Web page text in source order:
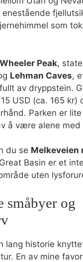
som
Wheeler Peak,
Lehman Caves,
av dryppstein.
USD (ca. 165 kr)
Parken er
å være alene med
du se Melkeveien
Basin er et
uten
småbyer og
lang historie
En av mine